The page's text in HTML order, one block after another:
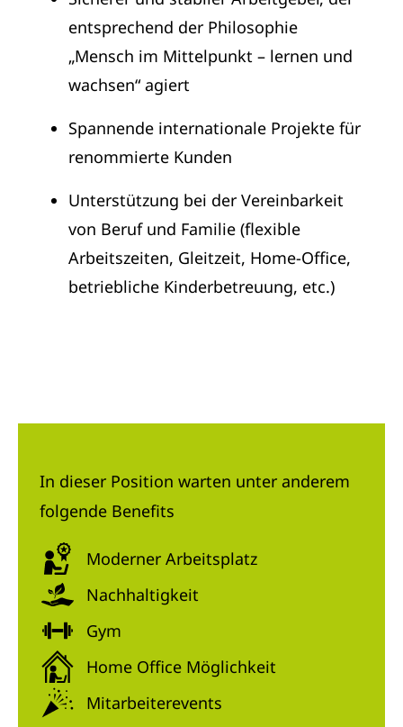
entsprechend der Philosophie
„Mensch im Mittelpunkt – lernen und
wachsen“ agiert
Spannende internationale Projekte für
renommierte Kunden
Unterstützung bei der Vereinbarkeit
von Beruf und Familie (flexible
Arbeitszeiten, Gleitzeit, Home-Office,
betriebliche Kinderbetreuung, etc.)
In dieser Position warten unter anderem
folgende Benefits
Moderner Arbeitsplatz
Nachhaltigkeit
Gym
Home Office Möglichkeit
Mitarbeiterevents